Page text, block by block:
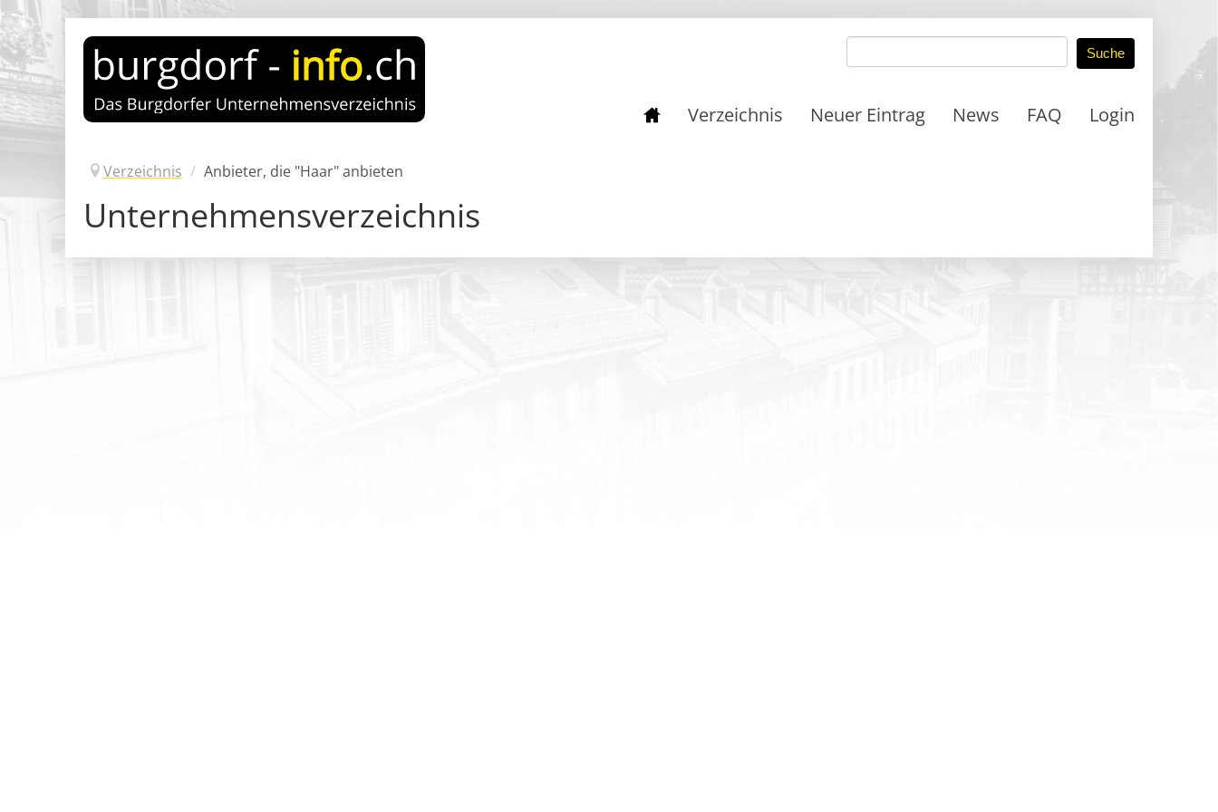
Login
FAQ
News
Neuer Eintrag
Verzeichnis
Verzeichnis / Anbieter, die "Haar" anbieten
Unternehmensverzeichnis